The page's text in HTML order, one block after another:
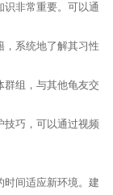
识非常重要。可以通
，系统地了解其习性
群组，与其他龟友交
技巧，可以通过视频
时间适应新环境。建